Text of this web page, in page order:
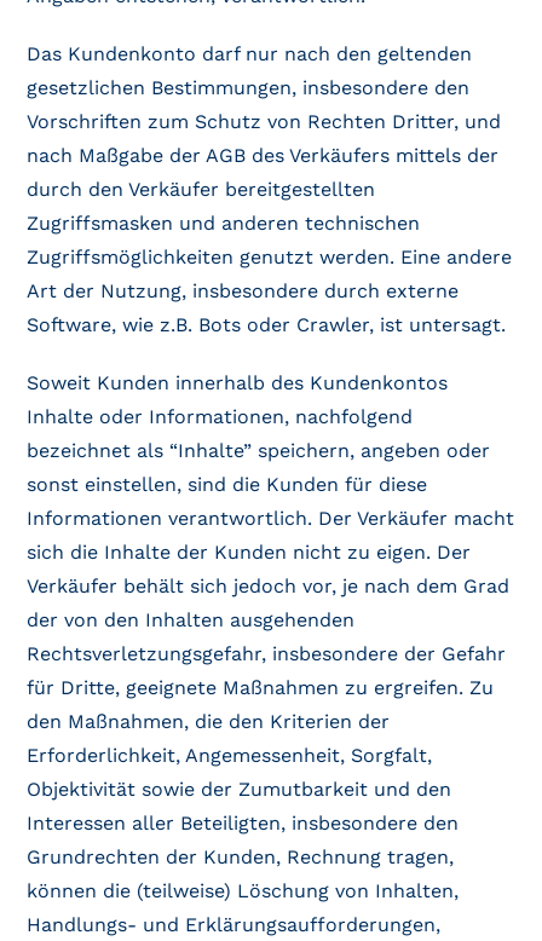
Das Kundenkonto darf nur nach den geltenden
gesetzlichen Bestimmungen, insbesondere den
Vorschriften zum Schutz von Rechten Dritter, und
nach Maßgabe der AGB des Verkäufers mittels der
durch den Verkäufer bereitgestellten
Zugriffsmasken und anderen technischen
Zugriffsmöglichkeiten genutzt werden. Eine andere
Art der Nutzung, insbesondere durch externe
Software, wie z.B. Bots oder Crawler, ist untersagt.
Soweit Kunden innerhalb des Kundenkontos
Inhalte oder Informationen, nachfolgend
bezeichnet als “Inhalte” speichern, angeben oder
sonst einstellen, sind die Kunden für diese
Informationen verantwortlich. Der Verkäufer macht
sich die Inhalte der Kunden nicht zu eigen. Der
Verkäufer behält sich jedoch vor, je nach dem Grad
der von den Inhalten ausgehenden
Rechtsverletzungsgefahr, insbesondere der Gefahr
für Dritte, geeignete Maßnahmen zu ergreifen. Zu
den Maßnahmen, die den Kriterien der
Erforderlichkeit, Angemessenheit, Sorgfalt,
Objektivität sowie der Zumutbarkeit und den
Interessen aller Beteiligten, insbesondere den
Grundrechten der Kunden, Rechnung tragen,
können die (teilweise) Löschung von Inhalten,
Handlungs- und Erklärungsaufforderungen,